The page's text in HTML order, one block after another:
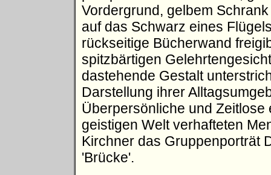
Vordergrund, gelbem
auf das Schwarz eines
rückseitige Bücherwand
spitzbärtigen
dastehende Gestalt
Darstellung ihrer
Überpersönliche und
geistigen Welt verhafteten
Kirchner das Gruppenporträt
'Brücke'.